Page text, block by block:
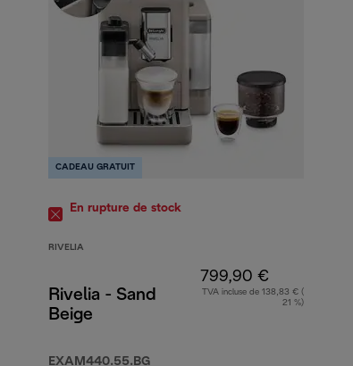
799,90 €
CADEAU GRATUIT
En rupture de stock
RIVELIA
Rivelia - Sand
Beige
EXAM440.55.BG
799,90 €
TVA incluse de 138,83 € (
21 %)